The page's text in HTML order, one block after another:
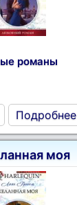
романы
Подробнее
моя